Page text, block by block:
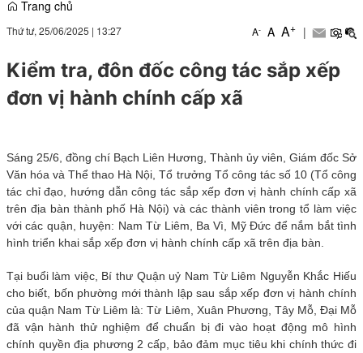
Trang chủ
Thứ tư, 25/06/2025 | 13:27 A- A A+ |
Kiểm tra, đôn đốc công tác sắp xếp
đơn vị hành chính cấp xã
Sáng 25/6, đồng chí Bạch Liên Hương, Thành ủy viên, Giám đốc Sở
Văn hóa và Thể thao Hà Nội, Tổ trưởng Tổ công tác số 10 (Tổ công
tác chỉ đạo, hướng dẫn công tác sắp xếp đơn vị hành chính cấp xã
trên địa bàn thành phố Hà Nội) và các thành viên trong tổ làm việc
với các quận, huyện: Nam Từ Liêm, Ba Vì, Mỹ Đức để nắm bắt tình
hình triển khai sắp xếp đơn vị hành chính cấp xã trên địa bàn.
Tại buổi làm việc, Bí thư Quận uỷ Nam Từ Liêm Nguyễn Khắc Hiếu
cho biết, bốn phường mới thành lập sau sắp xếp đơn vị hành chính
của quận Nam Từ Liêm là: Từ Liêm, Xuân Phương, Tây Mỗ, Đại Mỗ
đã vận hành thử nghiệm để chuẩn bị đi vào hoạt động mô hình
chính quyền địa phương 2 cấp, bảo đảm mục tiêu khi chính thức đi